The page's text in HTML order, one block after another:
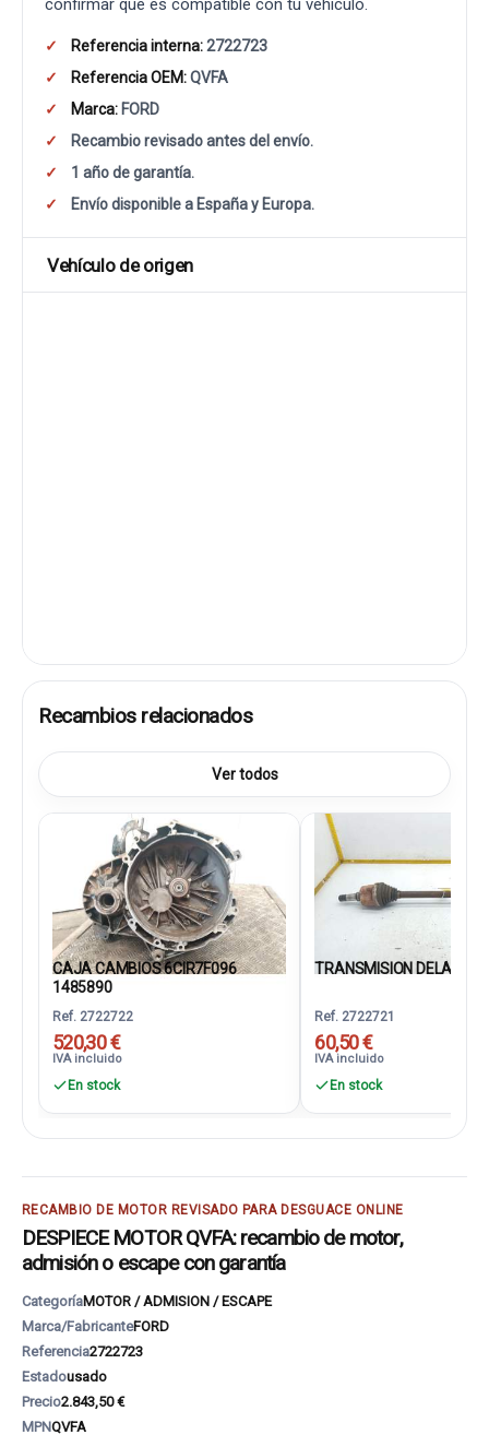
confirmar que es compatible con tu vehículo.
Referencia interna:2722723
Referencia OEM:QVFA
Marca: FORD
Recambio revisado antes del envío.
1 año de garantía.
Envío disponible a España y Europa.
Vehículo de origen
Recambios relacionados
Ver todos
CAJA CAMBIOS 6CIR7F096
1485890
Ref. 2722722
520,30 €
IVA incluido
En stock
TRANSMISION
Ref. 2722721
60,50 €
IVA incluido
En stock
RECAMBIO DE MOTOR REVISADO PARA DESGUACE ONLINE
DESPIECE MOTOR QVFA: recambio de motor,
admisión o escape con garantía
CategoríaMOTOR / ADMISION / ESCAPE
Marca/FabricanteFORD
Referencia2722723
Estadousado
Precio2.843,50 €
MPNQVFA